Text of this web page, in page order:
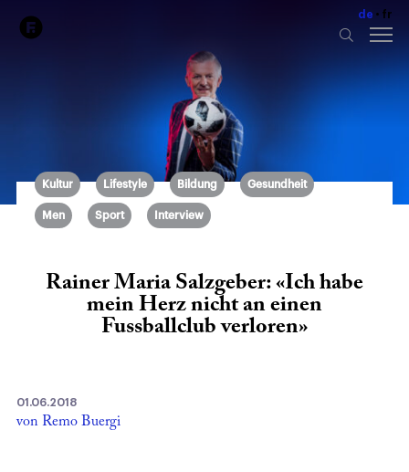
de fr
Kultur Lifestyle Bildung Gesundheit
Men Sport Interview
Rainer Maria Salzgeber: «Ich habe
mein Herz nicht an einen
Fussballclub verloren»
01.06.2018
von Remo Buergi